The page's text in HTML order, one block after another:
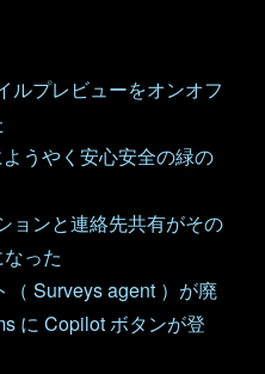
ルプレビューをオンオフ
うやく安心安全の緑の
ョンと連絡先共有がその
った
（ Surveys agent ）が廃
に Copilot ボタンが登